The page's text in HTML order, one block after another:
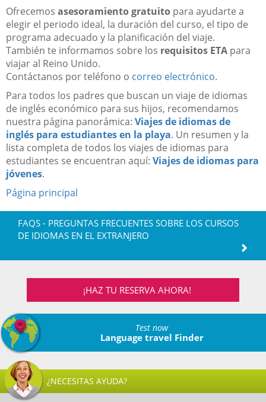
Ofrecemos asesoramiento gratuito para ayudarte a
elegir el periodo ideal, la duración del curso, el tipo de
programa adecuado y la planificación del viaje.
También te informamos sobre los requisitos ETA para
viajar al Reino Unido.
Contáctanos por teléfono o correo electrónico.
Para todos los padres que buscan un viaje de idiomas
de inglés económico para sus hijos, recomendamos
nuestra página panorámica: Viajes de idiomas de
inglés para estudiantes en la playa. Un resumen y la
lista completa de todos los viajes de idiomas para
estudiantes se encuentran aquí: Viajes de idiomas para
jóvenes.
Página principal
FAQS - PREGUNTAS FRECUENTES SOBRE LOS CURSOS
DE IDIOMAS EN EL EXTRANJERO
¡HAZ TU RESERVA AHORA!
Test now
Language travel Finder
¿NECESITAS AYUDA?